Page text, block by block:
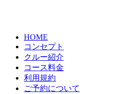
HOME
コンセプト
クルー紹介
コース料金
利用規約
ご予約について